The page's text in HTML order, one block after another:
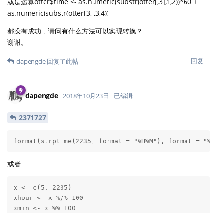
as.numeric(substr(otter[3,],3,4))
都没有成功，请问有什么方法可以实现转换？
谢谢。
回复
dapengde 回复了此帖
dapengde 2018年10月23日 已编辑
2371727
format(strptime(2235, format = "%H%M"), format =
或者
x <- c(5, 2235)
xhour <- x %/% 100
xmin <- x %% 100